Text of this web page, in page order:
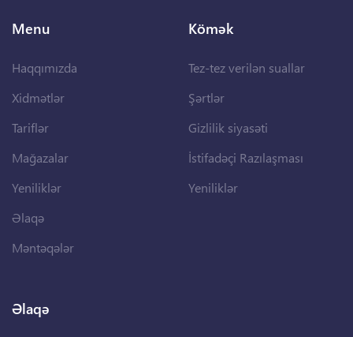
Menu
Haqqımızda
Xidmətlər
Tariflər
Mağazalar
Yeniliklər
Əlaqə
Məntəqələr
Kömək
Tez-tez verilən suallar
Şərtlər
Gizlilik siyasəti
İstifadəçi Razılaşması
Yeniliklər
Əlaqə